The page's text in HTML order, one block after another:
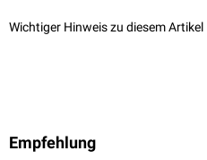
Wichtiger Hinweis zu diesem Artikel
Empfehlung